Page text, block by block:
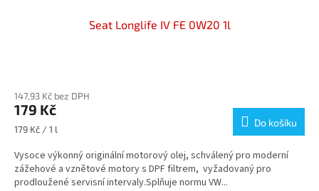
Seat Longlife IV FE 0W20 1l
produktu
je
3,2
5
hvězdiček.
147,93 Kč bez DPH
179 Kč
Měrná
179 Kč / 1 l
Do košíku
Vysoce výkonný originální motorový olej, schválený pro moderní
zážehové a vznětové motory s DPF filtrem, vyžadovaný pro
prodloužené servisní intervaly.Splňuje normu VW...